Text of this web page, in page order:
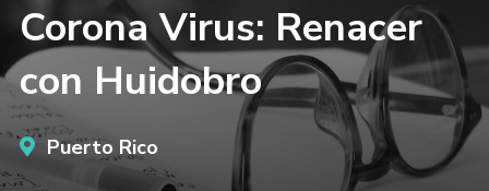
Corona Virus: Renacer
con Huidobro
Puerto Rico